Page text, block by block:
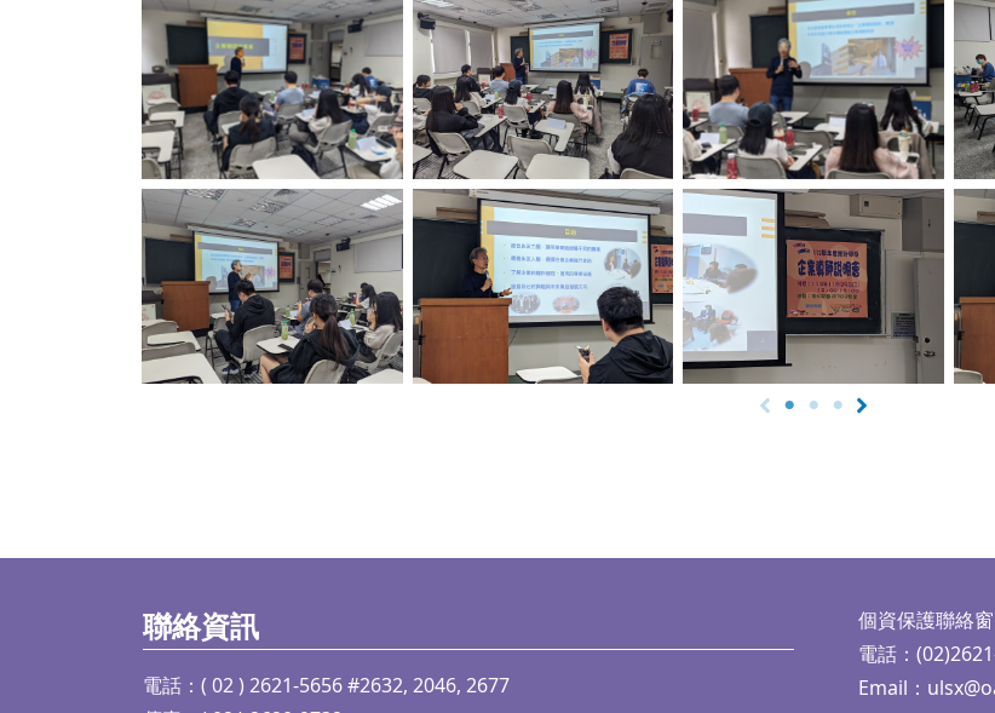
No Caption No Caption No Caption
No Caption No Caption No Caption
聯絡資訊
電話：( 02 ) 2621-5656 #2632, 2046, 2677
個資保護聯絡
電話：
Email：